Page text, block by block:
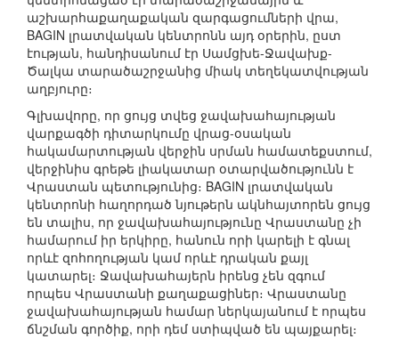
աշխարհաքաղաքական զարգացումների վրա,
BAGIN լրատվական կենտրոնն այդ օրերին, ըստ
էության, հանդիսանում էր Սամցխե-Ջավախք-
Ծալկա տարածաշրջանից միակ տեղեկատվության
աղբյուրը։
Գլխավորը, որ ցույց տվեց ջավախահայության
վարքագծի դիտարկումը վրաց-օսական
հակամարտության վերջին սրման համատեքստում,
վերջինիս գրեթե լիակատար օտարվածությունն է
Վրաստան պետությունից։ BAGIN լրատվական
կենտրոնի հաղորդած նյութերն ակնհայտորեն ցույց
են տալիս, որ ջավախահայությունը Վրաստանը չի
համարում իր երկիրը, հանուն որի կարելի է գնալ
որևէ զոհողության կամ որևէ դրական քայլ
կատարել։ Ջավախահայերն իրենց չեն զգում
որպես Վրաստանի քաղաքացիներ։ Վրաստանը
ջավախահայության համար ներկայանում է որպես
ճնշման գործիք, որի դեմ ստիպված են պայքարել։